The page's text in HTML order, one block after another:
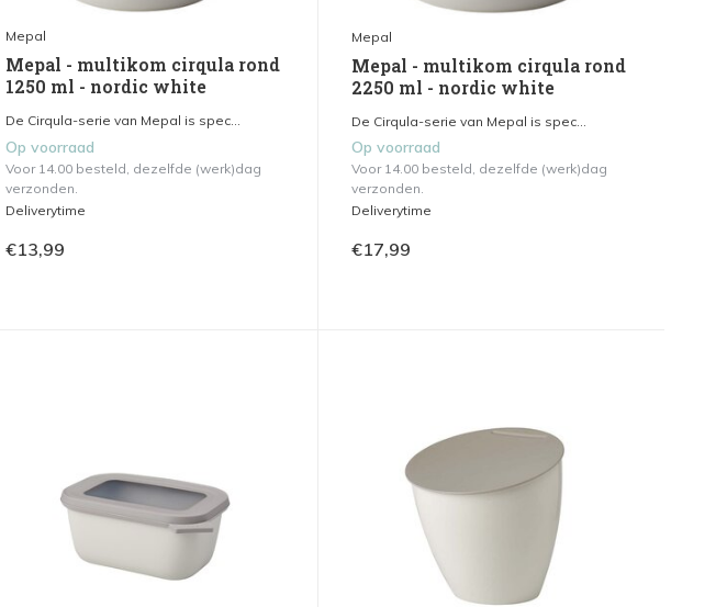
Mepal
Mepal - multikom cirqula rond
1250 ml - nordic white
De Cirqula-serie van Mepal is spec...
Op voorraad
Voor 14.00 besteld, dezelfde (werk)dag
verzonden.
Deliverytime
€13,99
Mepal
Mepal - multikom cirqula rond
2250 ml - nordic white
De Cirqula-serie van Mepal is spec...
Op voorraad
Voor 14.00 besteld, dezelfde (werk)dag
verzonden.
Deliverytime
€17,99